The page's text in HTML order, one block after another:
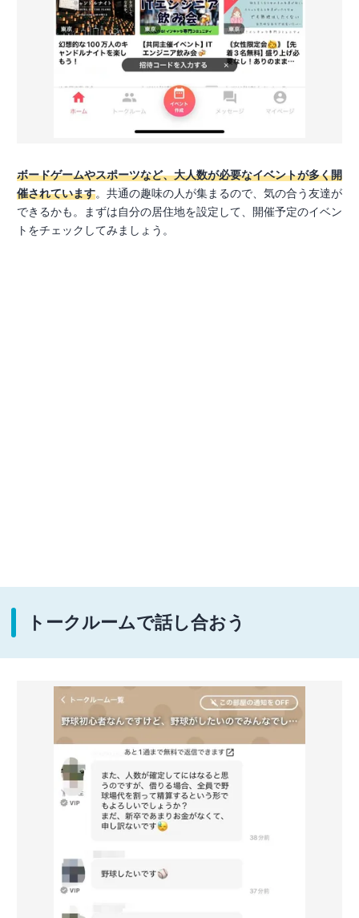
ボードゲームやスポーツなど、大人数が必要なイベントが多く開
催されています。共通の趣味の人が集まるので、気の合う友達が
できるかも。まずは自分の居住地を設定して、開催予定のイベン
トをチェックしてみましょう。
トークルームで話し合おう